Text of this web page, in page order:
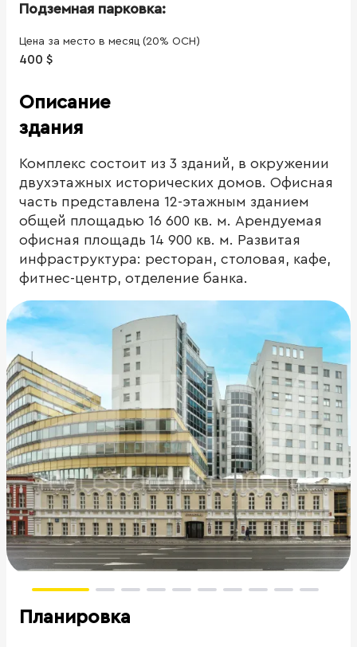
Подземная парковка:
Цена за место в месяц (20% ОСН)
400 $
Описание
здания
Комплекс состоит из 3 зданий, в окружении
двухэтажных исторических домов. Офисная
часть представлена 12-этажным зданием
общей площадью 16 600 кв. м. Арендуемая
офисная площадь 14 900 кв. м. Развитая
инфраструктура: ресторан, столовая, кафе,
фитнес-центр, отделение банка.
Планировка